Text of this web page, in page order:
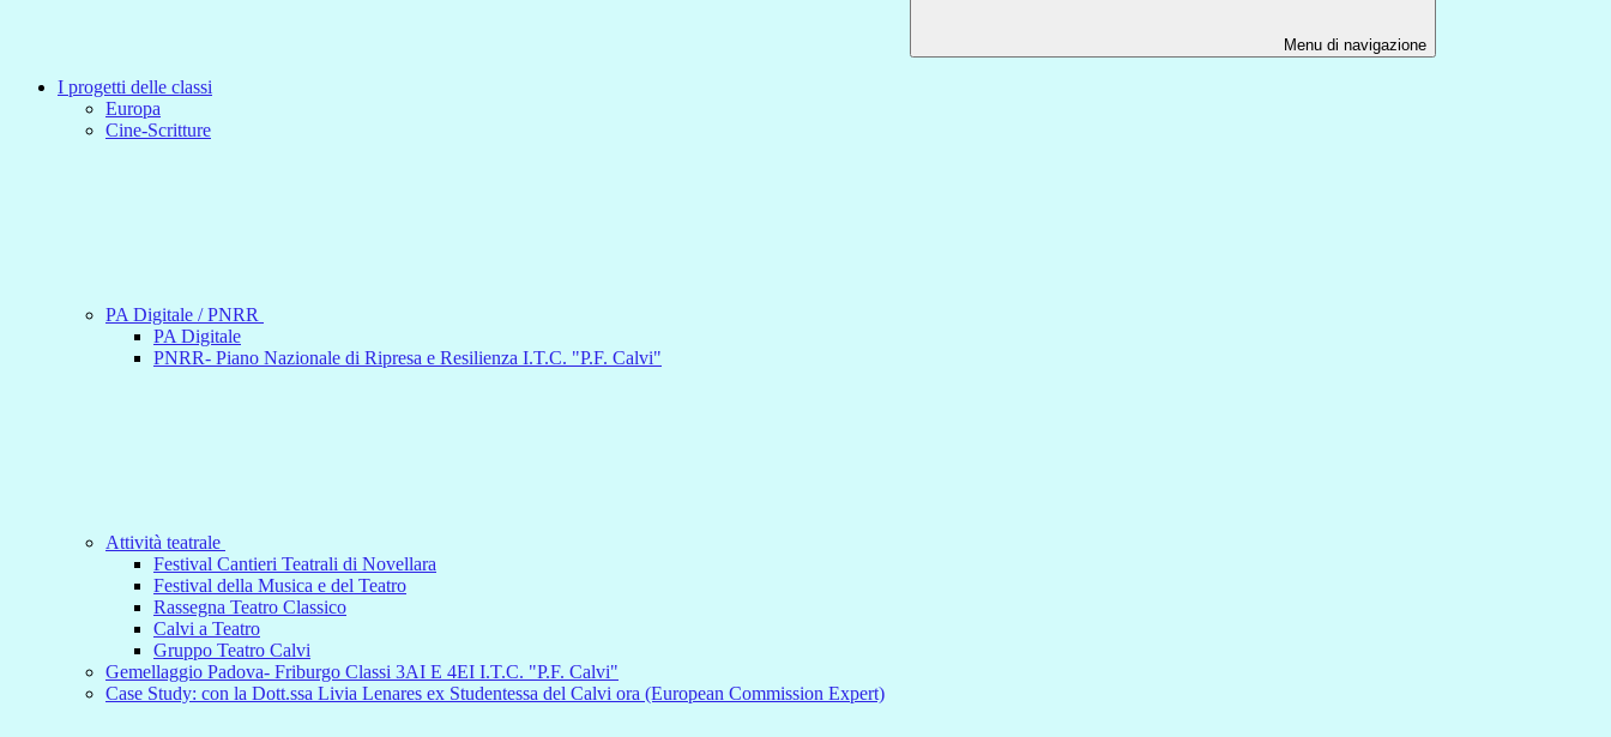
Menu di navigazione
I progetti delle classi
Europa
Cine-Scritture
PA Digitale / PNRR
PA Digitale
PNRR- Piano Nazionale di Ripresa e Resilienza I.T.C. "P.F. Calvi"
Attività teatrale
Festival Cantieri Teatrali di Novellara
Festival della Musica e del Teatro
Rassegna Teatro Classico
Calvi a Teatro
Gruppo Teatro Calvi
Gemellaggio Padova- Friburgo Classi 3AI E 4EI I.T.C. "P.F. Calvi"
Case Study: con la Dott.ssa Livia Lenares ex Studentessa del Calvi ora (European Commission Expert)